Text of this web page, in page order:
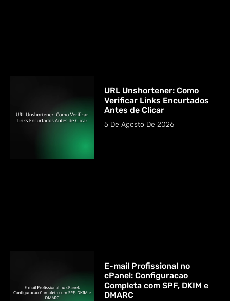
URL Unshortener: Como
Verificar Links Encurtados
Antes de Clicar
5 De Agosto De 2026
E-mail Profissional no
cPanel: Configuracao
Completa com SPF, DKIM e
DMARC